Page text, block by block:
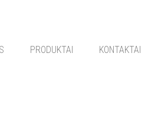
PRODUKTAI KONTAKTAI